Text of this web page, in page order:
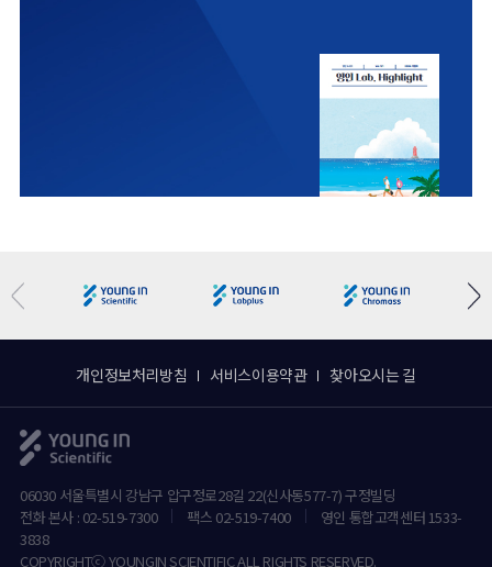
개인정보처리방침 서비스이용약관 찾아오시는 길
06030 서울특별시 강남구 압구정로28길 22(신사동577-7) 구정빌딩
전화 본사 : 02-519-7300
팩스 02-519-7400
영인 통합고객센터 1533-
3838
COPYRIGHTⓒ YOUNGIN SCIENTIFIC ALL RIGHTS RESERVED.